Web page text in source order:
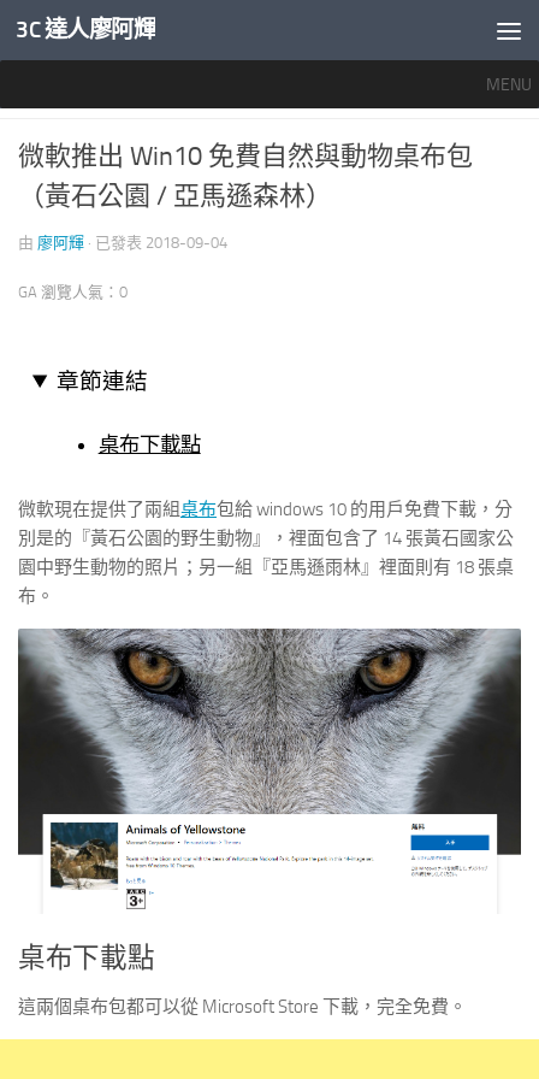
內文下方
3C 達人廖阿輝
MENU
0
微軟推出 Win10 免費自然與動物桌布包
（黃石公園 / 亞馬遜森林）
由 廖阿輝 · 已發表 2018-09-04
GA 瀏覽人氣：0
章節連結
桌布下載點
微軟現在提供了兩組桌布包給 windows 10 的用戶免費下載，分
別是的『黃石公園的野生動物』，裡面包含了 14 張黃石國家公
園中野生動物的照片；另一組『亞馬遜雨林』裡面則有 18 張桌
布。
桌布下載點
這兩個桌布包都可以從 Microsoft Store 下載，完全免費。